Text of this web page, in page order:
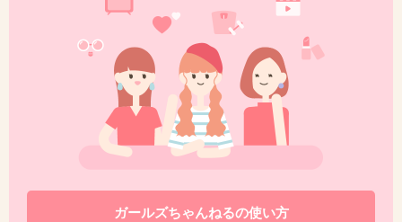
レジでは聞かれてからいった方がよくない？
ポイント全部使ってください→はい（操作中）
→残りはどうしますか→ID払いでお願いします
の流れでいいと思う。
ガールズちゃんねるの使い方